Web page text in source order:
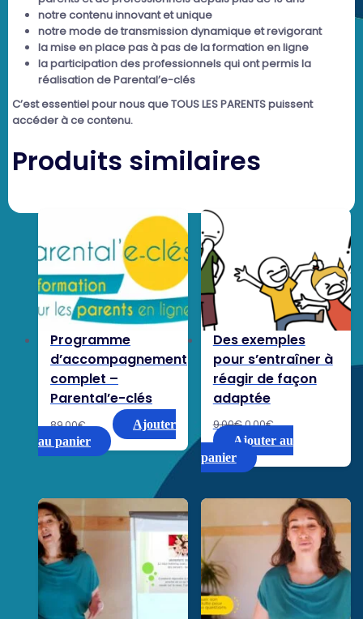
notre contenu innovant et unique
notre mode de transmission dynamique et revigorant
la mise en place pas à pas de la formation en ligne
la participation des professionnels qui ont permis la
réalisation de Parental’e-clés
C’est essentiel pour nous que TOUS LES PARENTS puissent
accéder à ce contenu.
Produits similaires
Programme
d’accompagnement
complet –
Parental’e-clés
89,00€
Ajouter
au panier
Des exemples
pour s’entraîner à
réagir de façon
adaptée
9,00€Le
prix
était :
0,00€Le
prix
est :
Ajouter au
panier